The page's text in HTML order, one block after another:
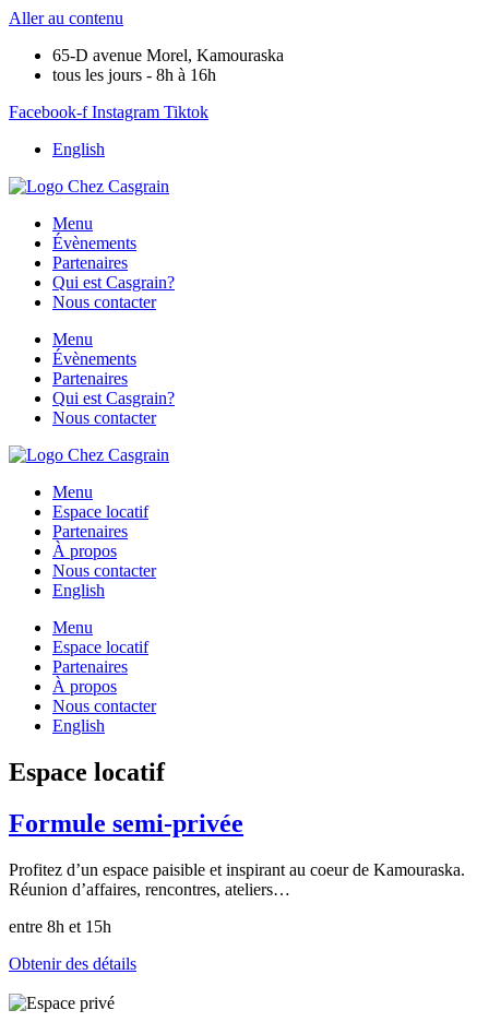
Aller au contenu
65-D avenue Morel, Kamouraska
tous les jours - 8h à 16h
Facebook-f Instagram Tiktok
English
Menu
Évènements
Partenaires
Qui est Casgrain?
Nous contacter
Menu
Évènements
Partenaires
Qui est Casgrain?
Nous contacter
Menu
Espace locatif
Partenaires
À propos
Nous contacter
English
Menu
Espace locatif
Partenaires
À propos
Nous contacter
English
Espace locatif
Formule semi-privée
Profitez d’un espace paisible et inspirant au coeur de Kamouraska.
Réunion d’affaires, rencontres, ateliers…
entre 8h et 15h
Obtenir des détails